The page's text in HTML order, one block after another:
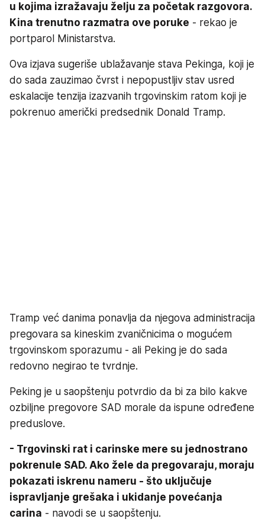
u kojima izražavaju želju za početak razgovora.
Kina trenutno razmatra ove poruke - rekao je
portparol Ministarstva.
Ova izjava sugeriše ublažavanje stava Pekinga, koji je
do sada zauzimao čvrst i nepopustljiv stav usred
eskalacije tenzija izazvanih trgovinskim ratom koji je
pokrenuo američki predsednik Donald Tramp.
Tramp već danima ponavlja da njegova administracija
pregovara sa kineskim zvaničnicima o mogućem
trgovinskom sporazumu - ali Peking je do sada
redovno negirao te tvrdnje.
Peking je u saopštenju potvrdio da bi za bilo kakve
ozbiljne pregovore SAD morale da ispune određene
preduslove.
- Trgovinski rat i carinske mere su jednostrano
pokrenule SAD. Ako žele da pregovaraju, moraju
pokazati iskrenu nameru - što uključuje
ispravljanje grešaka i ukidanje povećanja
carina - navodi se u saopštenju.